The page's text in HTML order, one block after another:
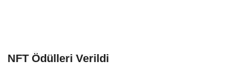
NFT Ödülleri Verildi